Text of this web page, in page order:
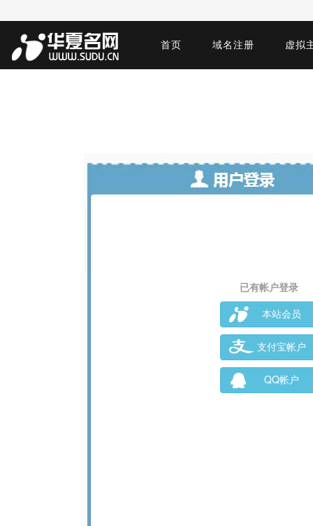
首页 域名注册 虚拟
已有帐户登录
本站会员
支付宝帐户
QQ帐户